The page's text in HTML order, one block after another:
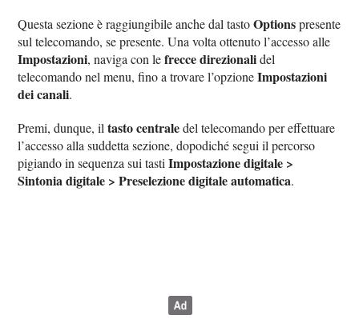
Questa sezione è raggiungibile anche dal tastoOptionspresente
sul telecomando, se presente. Una volta ottenuto l’accesso alle
Impostazioni, naviga con lefrecce direzionalidel
telecomando nel menu, fino a trovare l’opzioneImpostazioni
dei canali.
Premi, dunque, iltasto centraledel telecomando per effettuare
l’accesso alla suddetta sezione, dopodiché segui il percorso
pigiando in sequenza sui tastiImpostazione digitale >
Sintonia digitale > Preselezione digitale automatica.